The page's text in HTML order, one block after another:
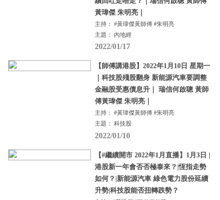
黃瑋傑 朱明亮｜
主持： #黃瑋傑黃師傅 #朱明亮
主題： 內地經
2022/01/17
【師傅講港股】2022年1月10日 星期一
｜科技股殘股翻身 新能源汽車要調整
金融股受惠債息升｜ 瑞信何啟聰 黃師
傅黃瑋傑 朱明亮｜
主持： #黃瑋傑黃師傅 #朱明亮
主題： 科技股
2022/01/10
【#繼續開市 2022年1月直播】1月3日 |
港股新一年會否否極泰來？|恆指走勢
如何？|新能源汽車 綠色電力股份延續
升勢|科技股能否扭轉跌勢？